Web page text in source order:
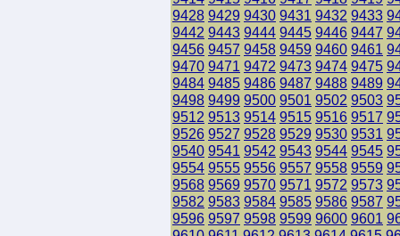
9428 9429 9430 9431 9432 9433
9442 9443 9444 9445 9446 9447
9456 9457 9458 9459 9460 9461
9470 9471 9472 9473 9474 9475
9484 9485 9486 9487 9488 9489
9498 9499 9500 9501 9502 9503
9512 9513 9514 9515 9516 9517
9526 9527 9528 9529 9530 9531
9540 9541 9542 9543 9544 9545
9554 9555 9556 9557 9558 9559
9568 9569 9570 9571 9572 9573
9582 9583 9584 9585 9586 9587
9596 9597 9598 9599 9600 9601